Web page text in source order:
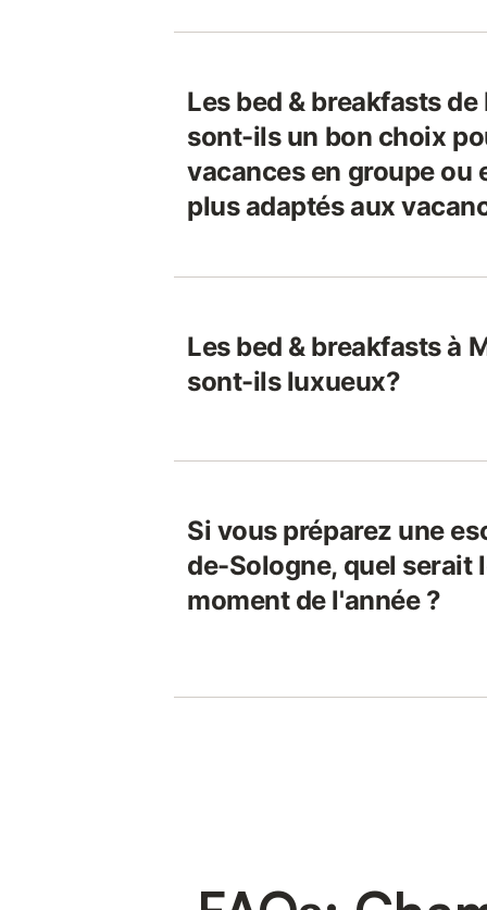
Les bed & breakfasts
sont-ils un bon choix
vacances en groupe ou
plus adaptés aux
Les bed & breakfasts à
sont-ils luxueux?
Si vous préparez une
de-Sologne, quel serait
moment de l'année ?